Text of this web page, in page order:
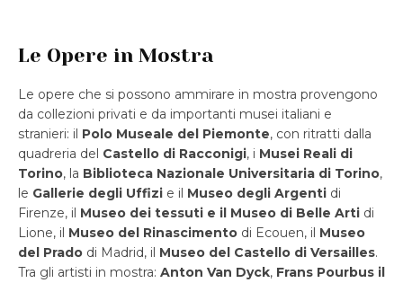
Le Opere in Mostra
Le opere che si possono ammirare in mostra provengono
da collezioni privati e da importanti musei italiani e
stranieri: il Polo Museale del Piemonte, con ritratti dalla
quadreria del Castello di Racconigi, i Musei Reali di
Torino, la Biblioteca Nazionale Universitaria di Torino,
le Gallerie degli Uffizi e il Museo degli Argenti di
Firenze, il Museo dei tessuti e il Museo di Belle Arti di
Lione, il Museo del Rinascimento di Ecouen, il Museo
del Prado di Madrid, il Museo del Castello di Versailles.
Tra gli artisti in mostra: Anton Van Dyck, Frans Pourbus il